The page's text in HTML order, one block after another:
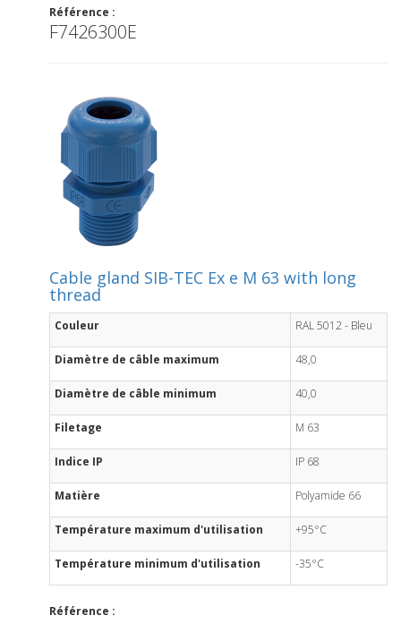
Référence :
F7426300E
Cable gland SIB-TEC Ex e M 63 with long
thread
Couleur RAL 5012 - Bleu
Diamètre de câble maximum 48,0
Diamètre de câble minimum 40,0
Filetage M 63
Indice IP IP 68
Matière Polyamide 66
Température maximum d'utilisation +95°C
Température minimum d'utilisation -35°C
Référence :